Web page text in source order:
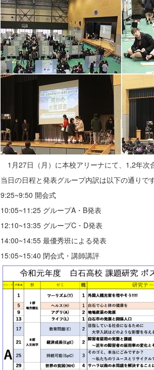
1月27日（月）に本校アリーナにて、1,2年次
当日の日程と発表グループ内訳は以下の通りです
9:25~9:50 開会式
10:05~11:25 グループA・B発表
12:10~13:35 グループC・D発表
14:00~14:55 最優秀班による発表
15:05~15:40 閉会式・講師講評